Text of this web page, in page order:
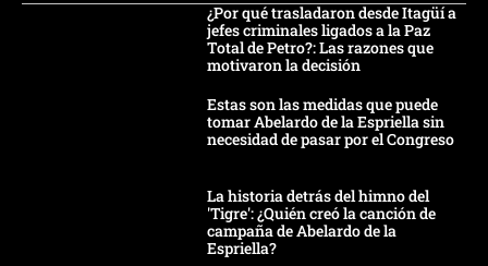
¿Por qué trasladaron desde Itagüí a
jefes criminales ligados a la Paz
Total de Petro?: Las razones que
motivaron la decisión
Estas son las medidas que puede
tomar Abelardo de la Espriella sin
necesidad de pasar por el Congreso
La historia detrás del himno del
'Tigre': ¿Quién creó la canción de
campaña de Abelardo de la
Espriella?